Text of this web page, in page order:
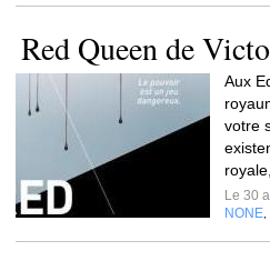
Red Queen de
Aux
votre
Le 30
NONE